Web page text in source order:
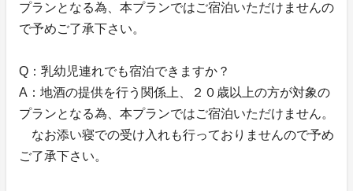
プランとなる為、本プランではご宿泊いただけませんの
で予めご了承下さい。
Q：乳幼児連れでも宿泊できますか？
A：地酒の提供を行う関係上、２０歳以上の方が対象の
プランとなる為、本プランではご宿泊いただけません。
なお添い寝での受け入れも行っておりませんので予め
ご了承下さい。